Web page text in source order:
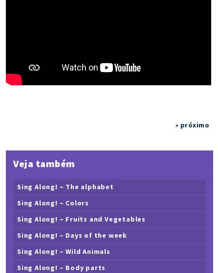
» próximo
Veja também
Sing Along! – The alphabet
Sing Along! – Colors
Sing Along! – Fruits and Vegetables
Sing Along! – Days of the week
Sing Along! – Wild Animals
Sing Along! – Body parts